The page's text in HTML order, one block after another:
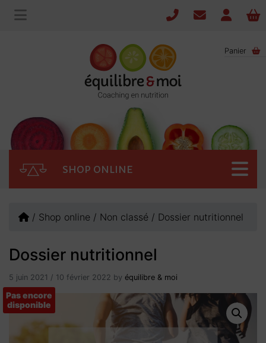
Panier
SHOP ONLINE
/ Shop online / Non classé / Dossier nutritionnel
Dossier nutritionnel
5 juin 2021 / 10 février 2022 by équilibre & moi
Pas encore
disponible